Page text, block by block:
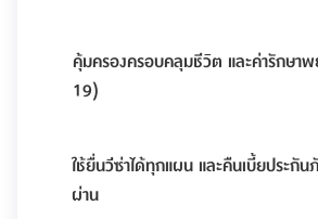
คุ้มครองครอบคลุมชีวิต และค่ารักษาพ
19)
ใช้ยื่นวีซ่าได้ทุกแผน และคืนเบี้ยประกั
ผ่าน